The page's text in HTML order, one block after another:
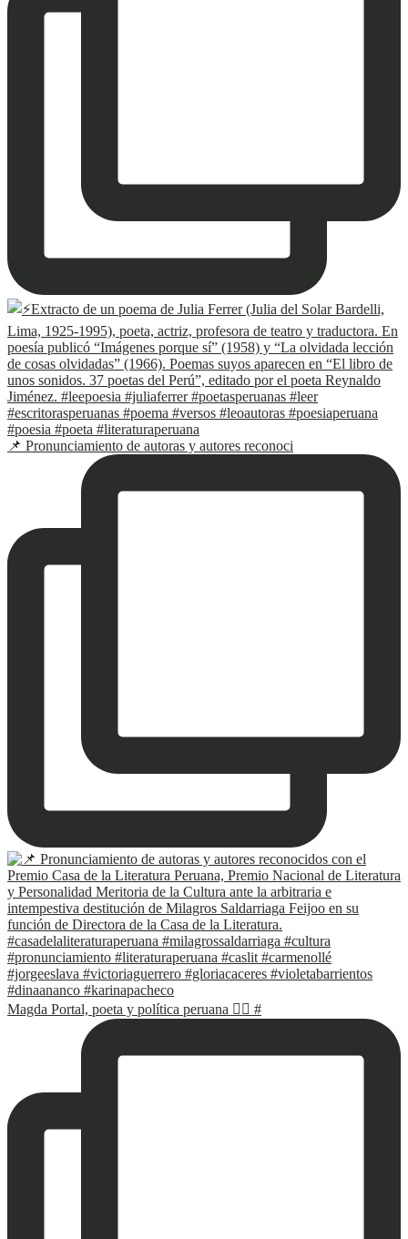
📌 Pronunciamiento de autoras y autores reconoci
Magda Portal, poeta y política peruana ✍🏽 #